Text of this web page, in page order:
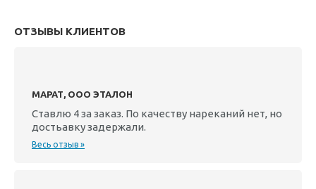
ОТЗЫВЫ КЛИЕНТОВ
МАРАТ, ООО ЭТАЛОН
Ставлю 4 за заказ. По качеству нареканий нет, но
достьавку задержали.
Весь отзыв »